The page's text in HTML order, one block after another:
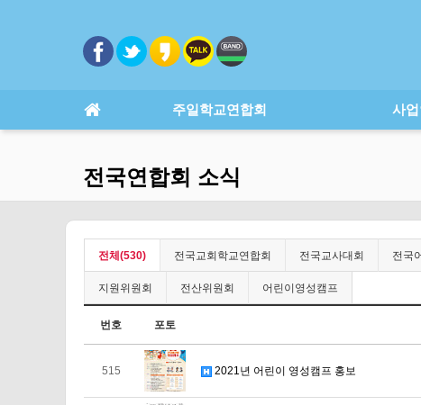
주일학교연합회 사업
전국연합회 소식
전체(530) 전국교회학교연합회 전국교사대회 전국
지원위원회 전산위원회 어린이영성캠프
번호 포토
515 2021년 어린이 영성캠프 홍보